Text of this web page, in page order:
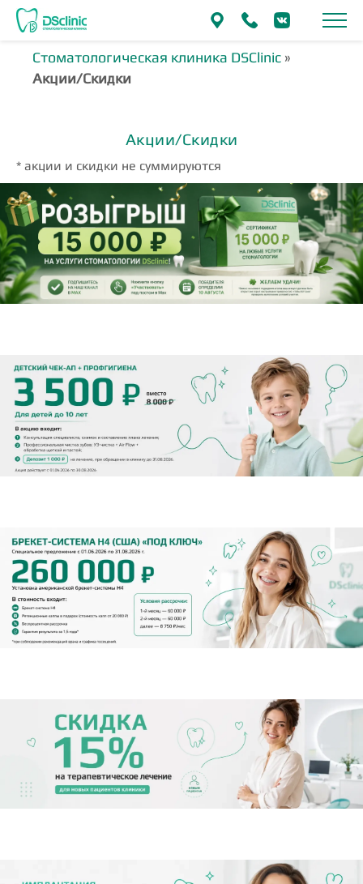
Стоматологическая клиника DSClinic »
Акции/Скидки
Акции/Скидки
* акции и скидки не суммируются